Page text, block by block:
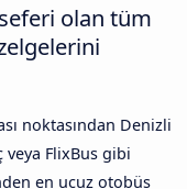
olan tüm
noktasından Denizli
veya FlixBus gibi
en ucuz otobüs